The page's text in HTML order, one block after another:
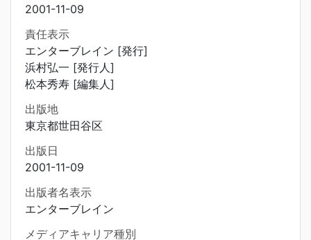
2001-11-09
責任表示
エンターブレイン [発行]
浜村弘一 [発行人]
松本秀寿 [編集人]
出版地
東京都世田谷区
出版日
2001-11-09
出版者名表示
エンターブレイン
メディアキャリア種別